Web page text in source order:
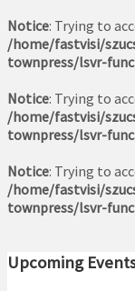
Notice: Trying to
/home/fastvisi/
townpress/lsvr-
Notice: Trying to
/home/fastvisi/
townpress/lsvr-
Notice: Trying to
/home/fastvisi/
townpress/lsvr-
Upcoming